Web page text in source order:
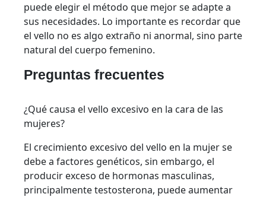
puede elegir el método que mejor se adapte a
sus necesidades. Lo importante es recordar que
el vello no es algo extraño ni anormal, sino parte
natural del cuerpo femenino.
Preguntas frecuentes
¿Qué causa el vello excesivo en la cara de las
mujeres?
El crecimiento excesivo del vello en la mujer se
debe a factores genéticos, sin embargo, el
producir exceso de hormonas masculinas,
principalmente testosterona, puede aumentar